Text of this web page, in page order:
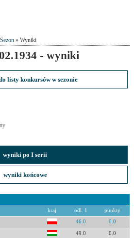
Sezon » Wyniki
- wyniki
listy konkursów w sezonie
wyniki po I serii
wyniki końcowe
kraj odl. 1 punkty
46.0 0.0
49.0 0.0